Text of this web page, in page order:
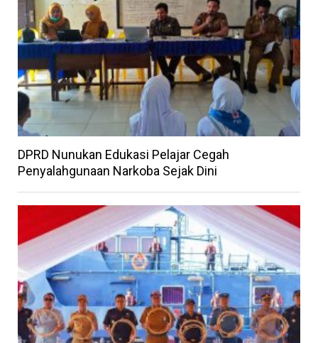
DPRD Nunukan Edukasi Pelajar Cegah
Penyalahgunaan Narkoba Sejak Dini